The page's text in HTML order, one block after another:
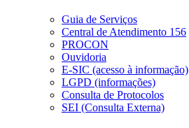
Guia de Serviços
Central de Atendimento 156
PROCON
Ouvidoria
E-SIC (acesso à informação)
LGPD (informações)
Consulta de Protocolos
SEI (Consulta Externa)